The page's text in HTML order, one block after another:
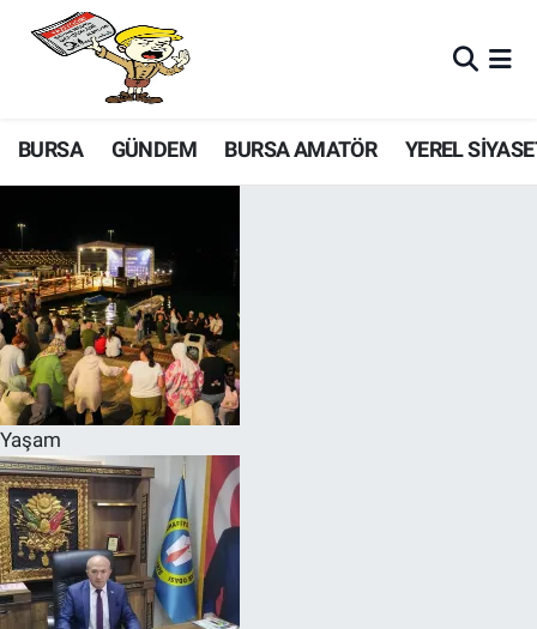
BURSA GÜNDEM BURSA AMATÖR YEREL
Yaşam